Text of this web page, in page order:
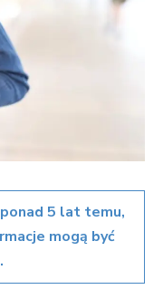
5 lat temu,
mogą być